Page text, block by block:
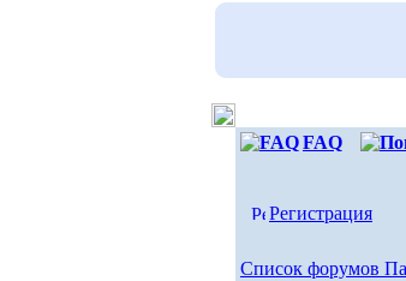
FAQ
Регистрация
Список форумов